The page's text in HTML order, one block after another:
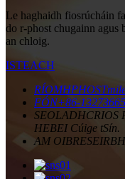
Le haghaidh fiosrúcháin
do r-phost chugainn agus
an chloig.
ISTEACH
RÍOMHPHOST
FÓN+86-
SEOLADHCRIOS
HEBEI Cúige tSín.
AM OIBRE